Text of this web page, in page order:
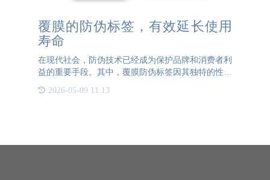
覆膜的防伪标签，有效延长使用
寿命
在现代社会，防伪技术已经成为保护品牌和消费者利
益的重要手段。其中，覆膜防伪标签因其独特的性能
能有效防止伪造，还能显著延长使用寿命，提高产品
2026-05-09 11:13